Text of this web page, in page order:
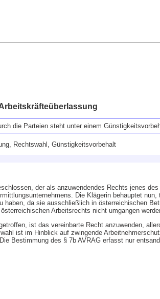
die Parteien steht unter einem
Rechtswahl, Günstigkeitsvorbehalt
der als anzuwendendes Rechts jenes
Die Klägerin behauptet nun,
haben, da sie ausschließlich in österreichischen
Arbeitsrechts nicht umgangen
ist das vereinbarte Recht anzuwenden,
ist im Hinblick auf zwingende
Bestimmung des § 7b AVRAG erfasst nur